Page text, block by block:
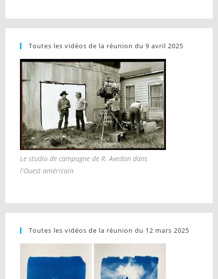
Toutes les vidéos de la réunion du 9 avril 2025
Le studio de campagne de R. Avedon dans
l'Ouest américain
Toutes les vidéos de la réunion du 12 mars 2025